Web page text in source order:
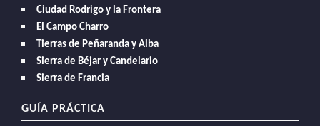
Ciudad Rodrigo y la Frontera
El Campo Charro
Tierras de Peñaranda y Alba
Sierra de Béjar y Candelario
Sierra de Francia
GUÍA PRÁCTICA